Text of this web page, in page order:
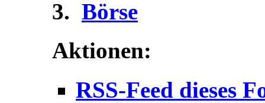
Börse
Aktionen:
RSS-Feed dieses